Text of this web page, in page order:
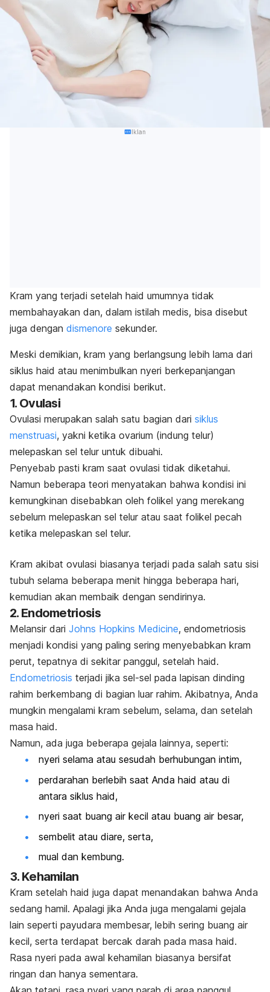
Iklan
Kram yang terjadi setelah haid umumnya tidak
membahayakan dan, dalam istilah medis, bisa disebut
juga dengan dismenore sekunder.
Meski demikian, kram yang berlangsung lebih lama dari
siklus haid atau menimbulkan nyeri berkepanjangan
dapat menandakan kondisi berikut.
1. Ovulasi
Ovulasi merupakan salah satu bagian dari siklus
menstruasi, yakni ketika ovarium (indung telur)
melepaskan sel telur untuk dibuahi.
Penyebab pasti kram saat ovulasi tidak diketahui.
Namun beberapa teori menyatakan bahwa kondisi ini
kemungkinan disebabkan oleh folikel yang merekang
sebelum melepaskan sel telur atau saat folikel pecah
ketika melepaskan sel telur.
Kram akibat ovulasi biasanya terjadi pada salah satu sisi
tubuh selama beberapa menit hingga beberapa hari,
kemudian akan membaik dengan sendirinya.
2. Endometriosis
Melansir dari Johns Hopkins Medicine, endometriosis
menjadi kondisi yang paling sering menyebabkan kram
perut, tepatnya di sekitar panggul, setelah haid.
Endometriosis terjadi jika sel-sel pada lapisan dinding
rahim berkembang di bagian luar rahim. Akibatnya, Anda
mungkin mengalami kram sebelum, selama, dan setelah
masa haid.
Namun, ada juga beberapa gejala lainnya, seperti:
nyeri selama atau sesudah berhubungan intim,
perdarahan berlebih saat Anda haid atau di
antara siklus haid,
nyeri saat buang air kecil atau buang air besar,
sembelit atau diare, serta,
mual dan kembung.
3. Kehamilan
Kram setelah haid juga dapat menandakan bahwa Anda
sedang hamil. Apalagi jika Anda juga mengalami gejala
lain seperti payudara membesar, lebih sering buang air
kecil, serta terdapat bercak darah pada masa haid.
Rasa nyeri pada awal kehamilan biasanya bersifat
ringan dan hanya sementara.